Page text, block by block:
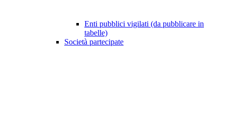
Enti pubblici vigilati (da pubblicare in
tabelle)
Società partecipate